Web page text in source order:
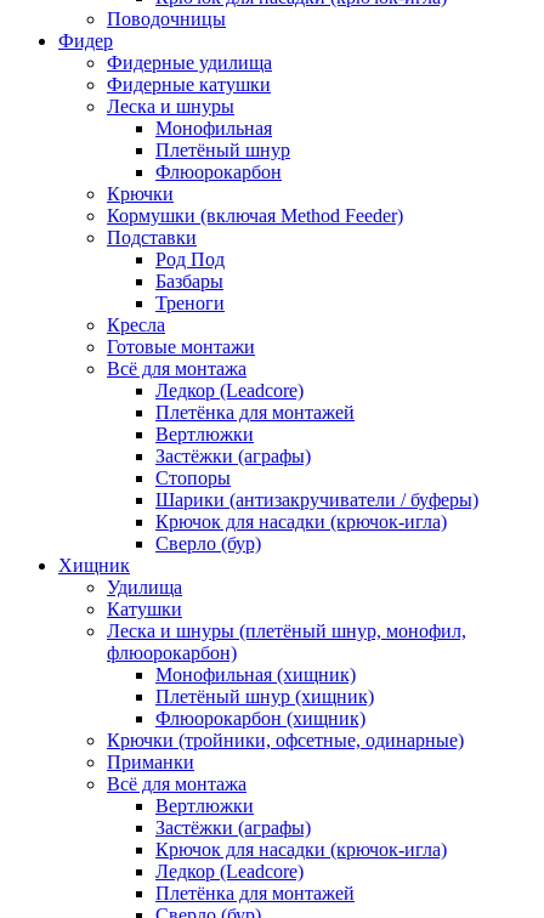
Поводочницы
Фидер
Фидерные удилища
Фидерные катушки
Леска и шнуры
Монофильная
Плетёный шнур
Флюорокарбон
Крючки
Кормушки (включая Method Feeder)
Подставки
Род Под
Базбары
Треноги
Кресла
Готовые монтажи
Всё для монтажа
Ледкор (Leadcore)
Плетёнка для монтажей
Вертлюжки
Застёжки (аграфы)
Стопоры
Шарики (антизакручиватели / буферы)
Крючок для насадки (крючок-игла)
Сверло (бур)
Хищник
Удилища
Катушки
Леска и шнуры (плетёный шнур, монофил,
флюорокарбон)
Монофильная (хищник)
Плетёный шнур (хищник)
Флюорокарбон (хищник)
Крючки (тройники, офсетные, одинарные)
Приманки
Всё для монтажа
Вертлюжки
Застёжки (аграфы)
Крючок для насадки (крючок-игла)
Ледкор (Leadcore)
Плетёнка для монтажей